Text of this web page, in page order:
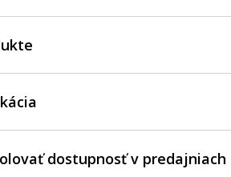
dostupnosť v predajniach